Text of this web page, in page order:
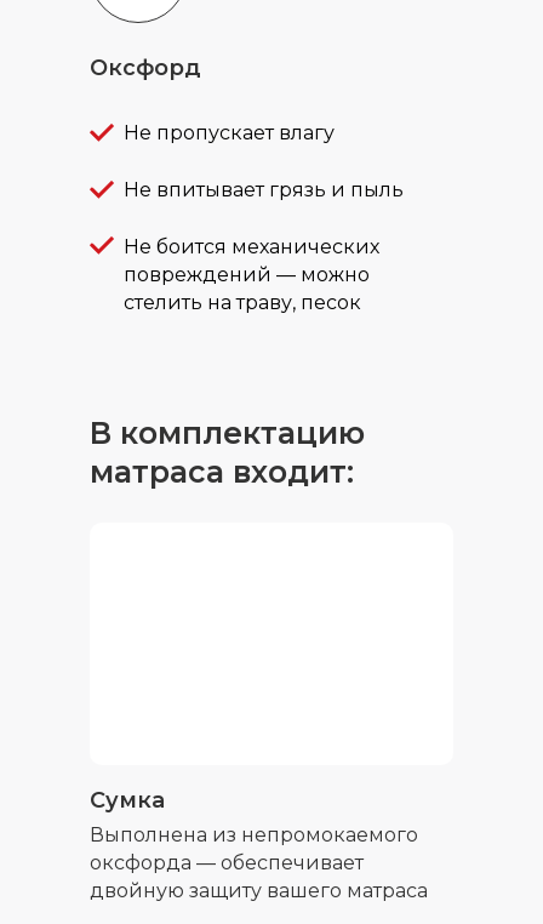
Оксфорд
Не пропускает влагу
Не впитывает грязь и пыль
Не боится механических
повреждений — можно
стелить на траву, песок
В комплектацию
матраса входит:
Сумка
Выполнена из непромокаемого
оксфорда — обеспечивает
двойную защиту вашего матраса